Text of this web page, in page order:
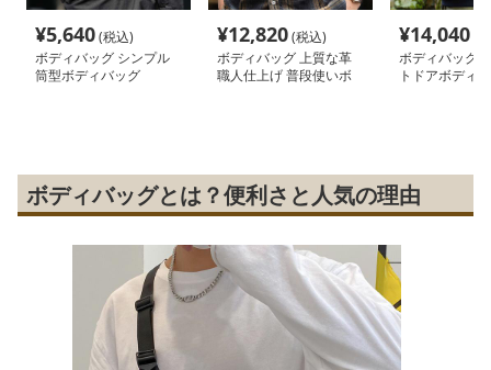
¥5,640(税込)
ボディバッグ シンプル
筒型ボディバッグ
¥12,820(税込)
ボディバッグ 上質な革
職人仕上げ 普段使いボ
¥14,040
ボディバッグ
トドアボディ
ボディバッグとは？便利さと人気の理由